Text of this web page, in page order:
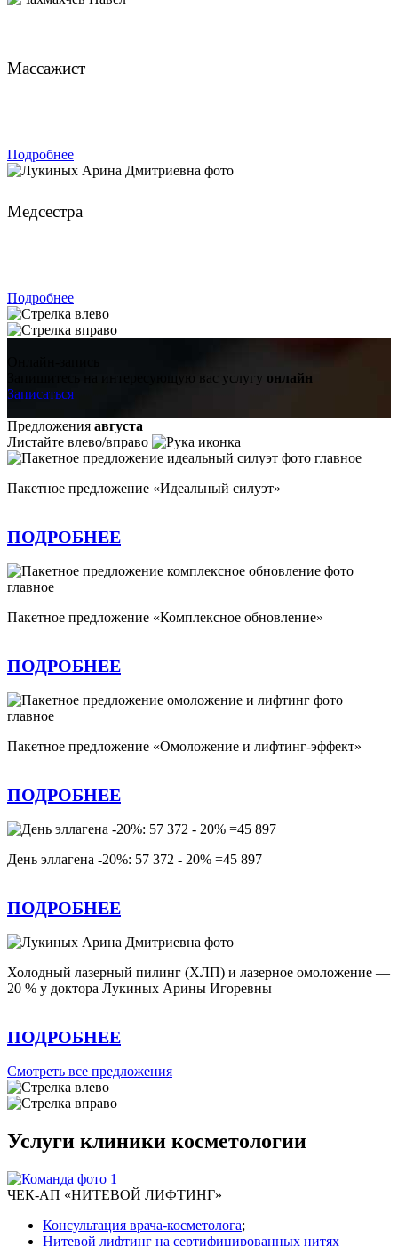
Массажист
Подробнее
Медсестра
Подробнее
Запишитесь на интересующую вас услугу онлайн
Записаться
Предложения августа
Листайте влево/вправо
Пакетное предложение «Идеальный силуэт»
ПОДРОБНЕЕ
Пакетное предложение «Комплексное обновление»
ПОДРОБНЕЕ
Пакетное предложение «Омоложение и лифтинг-эффект»
ПОДРОБНЕЕ
День эллагена -20%: 57 372 - 20% =45 897
ПОДРОБНЕЕ
Холодный лазерный пилинг (ХЛП) и лазерное омоложение —
20 % у доктора Лукиных Арины Игоревны
ПОДРОБНЕЕ
Смотреть все предложения
Услуги клиники косметологии
ЧЕК-АП «НИТЕВОЙ ЛИФТИНГ»
Консультация врача-косметолога;
Нитевой лифтинг на сертифицированных нитях